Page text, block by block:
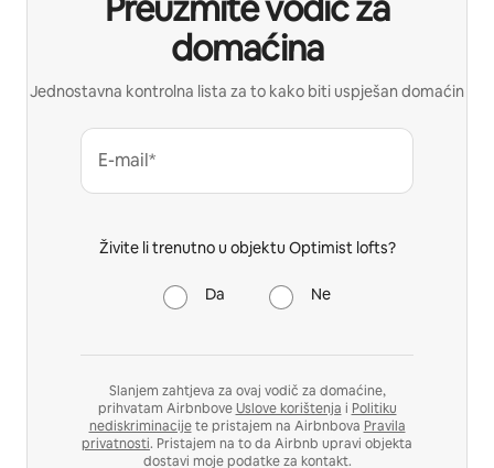
domaćina
Jednostavna kontrolna lista za to kako biti uspješan domaćin
E-mail*
Živite li trenutno u objektu Optimist lofts?
Da Ne
Slanjem zahtjeva za ovaj vodič za domaćine,
prihvatam AirbnboveUslove korištenja i Politiku
nediskriminacijete pristajem na Airbnbova Pravila
privatnosti. Pristajem na to da Airbnb upravi objekta
dostavi moje podatke za kontakt.